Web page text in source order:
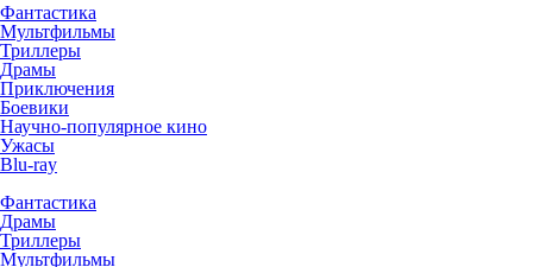
Фантастика
Мультфильмы
Триллеры
Драмы
Приключения
Боевики
Научно-популярное кино
Ужасы
Blu-ray
Фантастика
Драмы
Триллеры
Мультфильмы